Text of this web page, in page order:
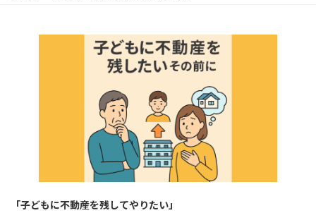
「子どもに不動産を残してやりたい」